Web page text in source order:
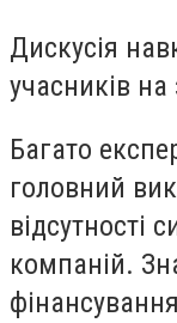
Дискусія
учасників
Багато
головний
відсутності
компаній.